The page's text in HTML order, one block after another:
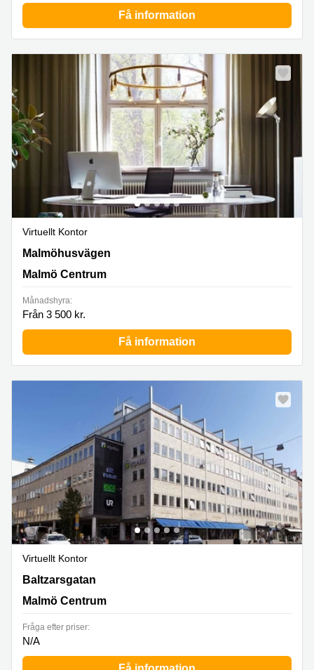
Få information
Virtuellt Kontor
Malmöhusvägen 1, Malmö Centrum
Malmöhusvägen
Malmö Centrum
Månadshyra:
Från 3 500 kr.
Få information
Virtuellt Kontor
Baltzarsgatan 18, Malmö Centrum
Baltzarsgatan
Malmö Centrum
Fråga efter priser:
N/A